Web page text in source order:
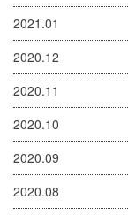
2021.01
2020.12
2020.11
2020.10
2020.09
2020.08